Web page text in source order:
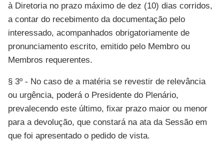
à Diretoria no prazo máximo de dez (10) dias corridos,
a contar do recebimento da documentação pelo
interessado, acompanhados obrigatoriamente de
pronunciamento escrito, emitido pelo Membro ou
Membros requerentes.
§ 3º - No caso de a matéria se revestir de relevância
ou urgência, poderá o Presidente do Plenário,
prevalecendo este último, fixar prazo maior ou menor
para a devolução, que constará na ata da Sessão em
que foi apresentado o pedido de vista.